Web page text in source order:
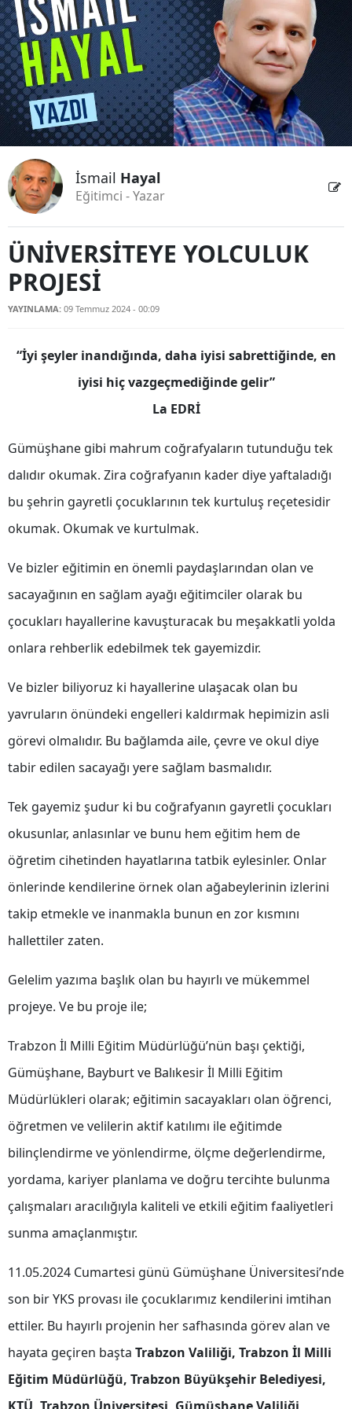
Bilecik
Bingöl
Bitlis
Bolu
Burdur
Çankırı
Elazığ
Erzurum
Eskişehir
Gaziantep
Giresun
Gümüşhane
Hakkari
Isparta
Kastamonu
Kayseri
Kırklareli
Kocaeli
Kütahya
Malatya
Kahramanmaraş
Mardin
Muğla
Nevşehir
Niğde
Rize
Sakarya
İsmail Hayal
Eğitimci - Yazar
ÜNİVERSİTEYE YOLCULUK
PROJESİ
YAYINLAMA: 09 Temmuz 2024 - 00:09
“İyi şeyler inandığında, daha iyisi sabrettiğinde, en
iyisi hiç vazgeçmediğinde gelir”
La EDRİ
Gümüşhane gibi mahrum coğrafyaların tutunduğu tek
dalıdır okumak. Zira coğrafyanın kader diye yaftaladığı
bu şehrin gayretli çocuklarının tek kurtuluş reçetesidir
okumak. Okumak ve kurtulmak.
Ve bizler eğitimin en önemli paydaşlarından olan ve
sacayağının en sağlam ayağı eğitimciler olarak bu
çocukları hayallerine kavuşturacak bu meşakkatli yolda
onlara rehberlik edebilmek tek gayemizdir.
Ve bizler biliyoruz ki hayallerine ulaşacak olan bu
yavruların önündeki engelleri kaldırmak hepimizin asli
görevi olmalıdır. Bu bağlamda aile, çevre ve okul diye
tabir edilen sacayağı yere sağlam basmalıdır.
Tek gayemiz şudur ki bu coğrafyanın gayretli çocukları
okusunlar, anlasınlar ve bunu hem eğitim hem de
öğretim cihetinden hayatlarına tatbik eylesinler. Onlar
önlerinde kendilerine örnek olan ağabeylerinin izlerini
takip etmekle ve inanmakla bunun en zor kısmını
hallettiler zaten.
Gelelim yazıma başlık olan bu hayırlı ve mükemmel
projeye. Ve bu proje ile;
Trabzon İl Milli Eğitim Müdürlüğü’nün başı çektiği,
Gümüşhane, Bayburt ve Balıkesir İl Milli Eğitim
Müdürlükleri olarak; eğitimin sacayakları olan öğrenci,
öğretmen ve velilerin aktif katılımı ile eğitimde
bilinçlendirme ve yönlendirme, ölçme değerlendirme,
yordama, kariyer planlama ve doğru tercihte bulunma
çalışmaları aracılığıyla kaliteli ve etkili eğitim faaliyetleri
sunma amaçlanmıştır.
11.05.2024 Cumartesi günü Gümüşhane Üniversitesi’nde
son bir YKS provası ile çocuklarımız kendilerini imtihan
ettiler. Bu hayırlı projenin her safhasında görev alan ve
hayata geçiren başta Trabzon Valiliği, Trabzon İl Milli
Eğitim Müdürlüğü, Trabzon Büyükşehir Belediyesi,